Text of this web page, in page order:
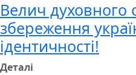
Велич духовного
збереження
ідентичності!
Деталі